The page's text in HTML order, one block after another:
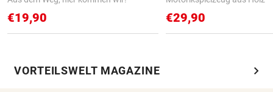
€19,90 €29,90
VORTEILSWELT MAGAZINE chevron_right